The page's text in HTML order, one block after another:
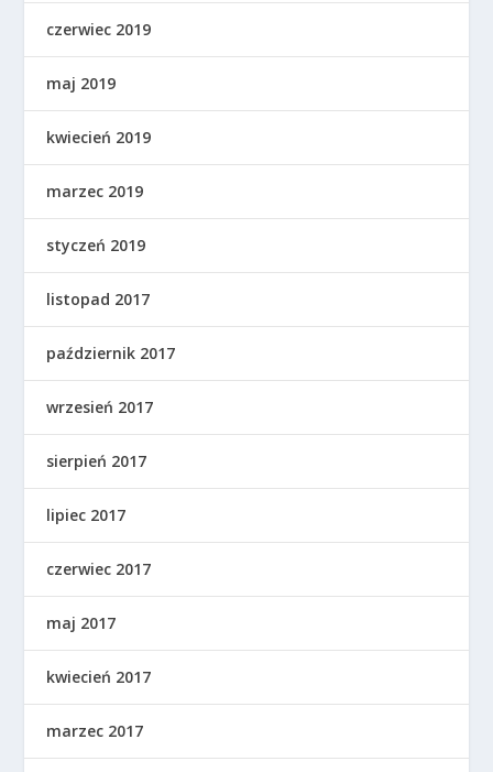
czerwiec 2019
maj 2019
kwiecień 2019
marzec 2019
styczeń 2019
listopad 2017
październik 2017
wrzesień 2017
sierpień 2017
lipiec 2017
czerwiec 2017
maj 2017
kwiecień 2017
marzec 2017